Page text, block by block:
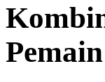
Pemain